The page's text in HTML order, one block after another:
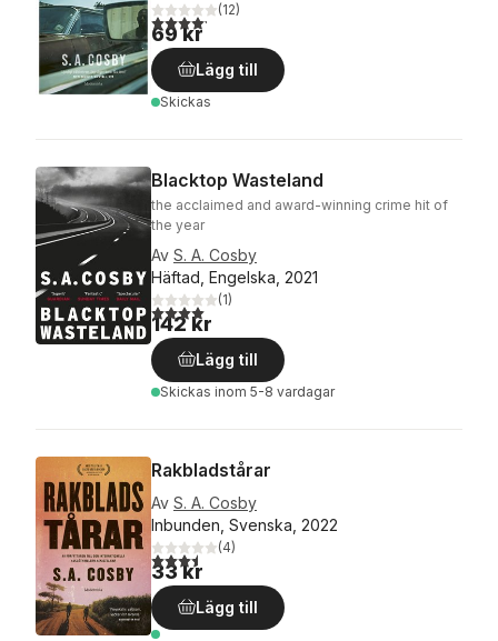
4,2utav 5 stjärnor. Totalt antal röster:
(12)
69 kr
Lägg till
Skickas
Blacktop Wasteland
the acclaimed and award-winning crime hit of
the year
Av S. A. Cosby
Häftad, Engelska, 2021
4,0utav 5 stjärnor. Totalt antal röster:
(1)
142 kr
Lägg till
Skickas inom 5-8 vardagar
Rakbladstårar
Av S. A. Cosby
Inbunden, Svenska, 2022
3,5utav 5 stjärnor. Totalt antal röster:
(4)
33 kr
Lägg till